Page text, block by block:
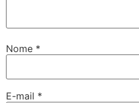
Nome *
E-mail *